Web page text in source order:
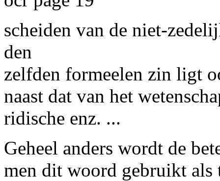
scheiden van de niet-
den
zelfden formeelen zin ligt
naast dat van het
ridische enz. ...
Geheel anders wordt de
men dit woord gebruikt